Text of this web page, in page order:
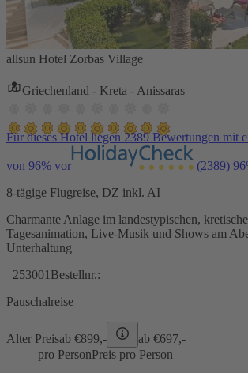
allsun Hotel Zorbas Village
Griechenland - Kreta - Anissaras
Für dieses Hotel liegen 2389 Bewertungen mit
von 96% vor (2389)
8-tägige Flugreise, DZ inkl. AI
Charmante Anlage im landestypischen,
Tagesanimation, Live-Musik und Shows am
Unterhaltung
253001 Bestellnr.:
Pauschalreise
Alter Preisab €899,- ab €697,-
pro PersonPreis pro Person